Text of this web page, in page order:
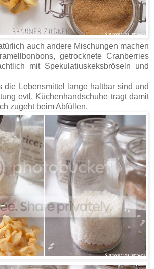
auch andere Mischungen machen
getrocknete Cranberries
mit Spekulatiuskeksbröseln und
die Lebensmittel lange haltbar sind und
evtl. Küchenhandschuhe tragt damit
zugeht beim Abfüllen.